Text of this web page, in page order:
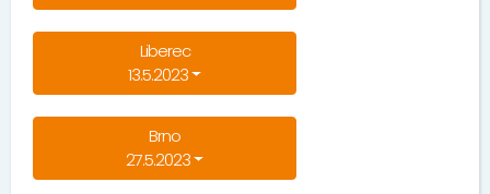
Liberec
13.5.2023
Brno
27.5.2023